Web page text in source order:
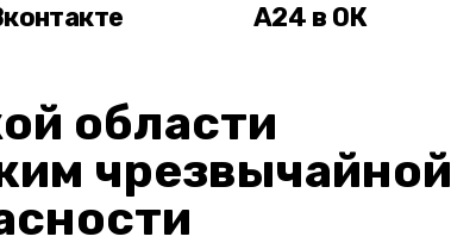
А24 в ОК
области
чрезвычайной